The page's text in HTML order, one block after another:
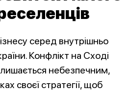
серед внутрішньо
Конфлікт на Сході
небезпечним,
своєї стратегії, щоб